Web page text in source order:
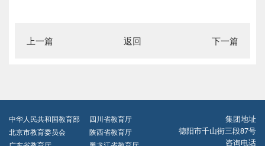
上一篇 返回 下一篇
中华人民共和国教育部
四川省教育厅
北京市教育委员会
陕西省教育厅
集团地址
德阳市千山街三段87号
咨询电话